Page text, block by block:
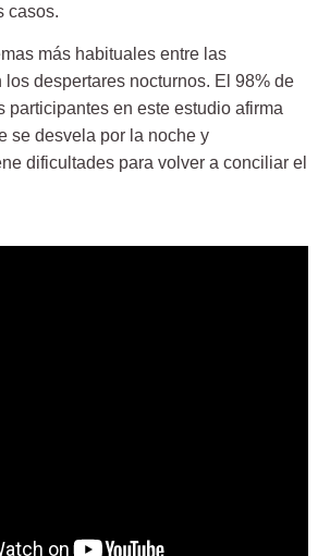
casos.
más habituales entre las
los despertares nocturnos. El 98% de
participantes en este estudio afirma
se desvela por la noche y
dificultades para volver a conciliar el